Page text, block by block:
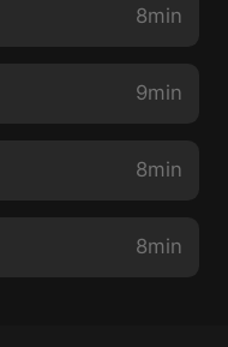
8min
9min
8min
8min